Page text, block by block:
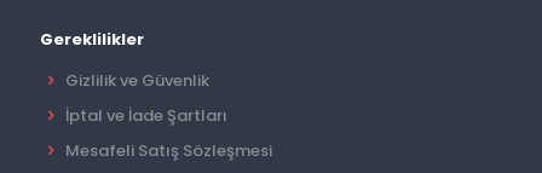
Gereklilikler
Gizlilik ve Güvenlik
İptal ve İade Şartları
Mesafeli Satış Sözleşmesi